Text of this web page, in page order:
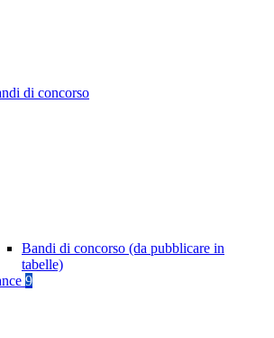
di concorso
Bandi di concorso (da pubblicare in
tabelle)
9